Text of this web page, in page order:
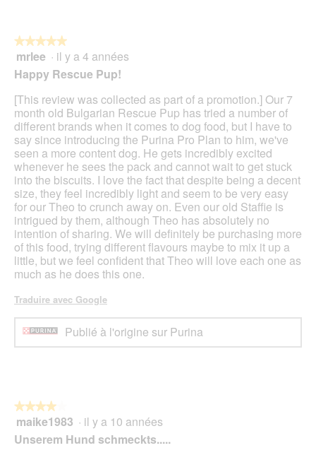
★★★★★
★★★★★
5
5
étoiles.
mrlee · il y a 4 années
Happy Rescue Pup!
[This review was collected as part of a promotion.] Our 7
month old Bulgarian Rescue Pup has tried a number of
different brands when it comes to dog food, but I have to
say since introducing the Purina Pro Plan to him, we've
seen a more content dog. He gets incredibly excited
whenever he sees the pack and cannot wait to get stuck
into the biscuits. I love the fact that despite being a decent
size, they feel incredibly light and seem to be very easy
for our Theo to crunch away on. Even our old Staffie is
intrigued by them, although Theo has absolutely no
intention of sharing. We will definitely be purchasing more
of this food, trying different flavours maybe to mix it up a
little, but we feel confident that Theo will love each one as
much as he does this one.
Traduire avec Google
Publié à l'origine sur Purina
★★★★★
★★★★★
4
sur
maike1983 · il y a 10 années
Unserem Hund schmeckts.....